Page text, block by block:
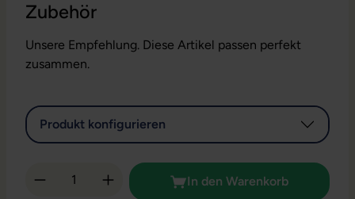
Zubehör
Unsere Empfehlung. Diese Artikel passen perfekt
zusammen.
Produkt konfigurieren
Produkt Anzahl: Gib den gewünschten
In den Warenkorb